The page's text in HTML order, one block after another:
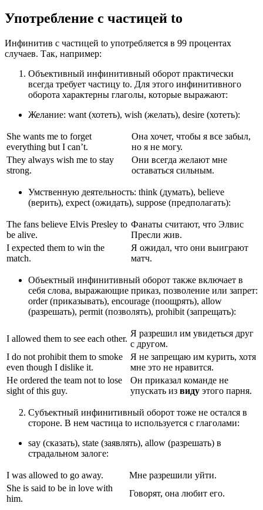
Употребление с частицей to
Инфинитив с частицей to употребляется в 99 процентах
случаев. Так, например:
Объективный инфинитивный оборот практически
всегда требует частицу to. Для этого инфинитивного
оборота характерны глаголы, которые выражают:
Желание: want (хотеть), wish (желать), desire (хотеть):
She wants me to forget
everything but I can’t.
Она хочет, чтобы я все забыл,
но я не могу.
They always wish me to stay
strong.
Они всегда желают мне
оставаться сильным.
Умственную деятельность: think (думать), believe
(верить), expect (ожидать), suppose (предполагать):
The fans believe Elvis Presley to
be alive.
Фанаты считают, что Элвис
Пресли жив.
I expected them to win the
match.
Я ожидал, что они выиграют
матч.
Объектный инфинитивный оборот также включает в
себя слова, выражающие приказ, позволение или запрет:
order (приказывать), encourage (поощрять), allow
(разрешать), permit (позволять), prohibit (запрещать):
I allowed them to see each other.
Я разрешил им увидеться друг
с другом.
I do not prohibit them to smoke
even though I dislike it.
Я не запрещаю им курить, хотя
мне это не нравится.
He ordered the team not to lose
sight of this guy.
Он приказал команде не
упускать из виду этого парня.
Субъектный инфинитивный оборот тоже не остался в
стороне. В нем частица to используется с глаголами:
say (сказать), state (заявлять), allow (разрешать) в
страдальном залоге:
I was allowed to go away.
Мне разрешили уйти.
She is said to be in love with
him.
Говорят, она любит его.